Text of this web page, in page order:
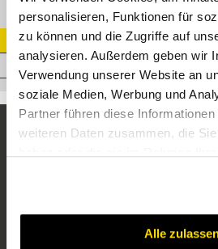
personalisieren, Funktionen für
zu können und die Zugriffe auf
analysieren. Außerdem geben wir
Verwendung unserer Website an
soziale Medien, Werbung und
Partner führen diese
weiteren Daten zusammen, die
Alle
Artikel Nr.
A.JM24WMP16VA